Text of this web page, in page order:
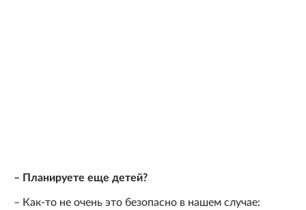
– Планируете еще детей?
– Как-то не очень это безопасно в нашем случае: